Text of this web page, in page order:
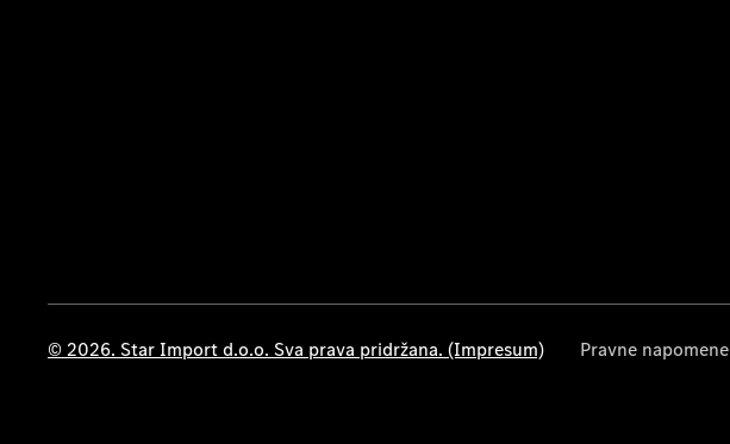
© 2026. Star Import d.o.o. Sva prava pridržana. (Impresum) Pravne napomene